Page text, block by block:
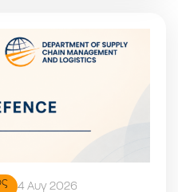
4 Αυγ 2026